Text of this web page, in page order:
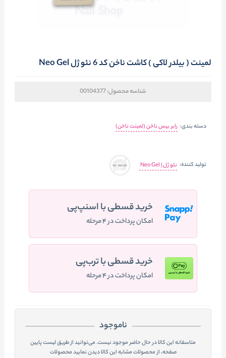
لمینت ( بیلدر لاکی ) کاشت ناخن کد 6 نئو ژل Neo Gel
شناسه محصول:00104377
دسته بندی: رابر بیس ناخن (لمینت ناخن)
تولید کننده: نئو ژل | Neo Gel
خرید قسطی با اسنپ‌پی
امکان پرداخت در ۴ مرحله
خرید قسطی با ترب‌پی
امکان پرداخت در ۴ مرحله
ناموجود
متاسفانه این کالا در حال حاضر موجود نیست. می‌توانید از طریق لیست پایین
صفحه، از محصولات مشابه این کالا دیدن نمایید محصولات